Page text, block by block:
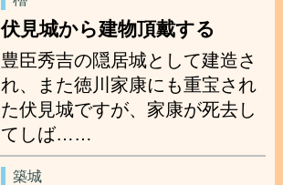
伏見城から建物頂戴する
豊臣秀吉の隠居城として建造さ
れ、また徳川家康にも重宝され
た伏見城ですが、家康が死去し
てしば……
築城